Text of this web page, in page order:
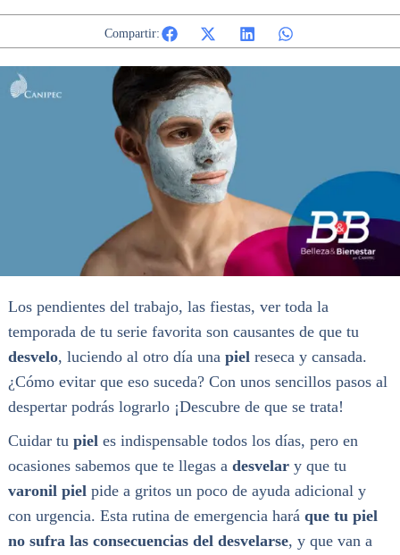
Compartir:
Los pendientes del trabajo, las fiestas, ver toda la
temporada de tu serie favorita son causantes de que tu
desvelo, luciendo al otro día una piel reseca y cansada.
¿Cómo evitar que eso suceda? Con unos sencillos pasos al
despertar podrás lograrlo ¡Descubre de que se trata!
Cuidar tu piel es indispensable todos los días, pero en
ocasiones sabemos que te llegas a desvelary que tu
varonil piel pide a gritos un poco de ayuda adicional y
con urgencia. Esta rutina de emergencia hará que tu piel
no sufra las consecuencias del desvelarse, y que van a